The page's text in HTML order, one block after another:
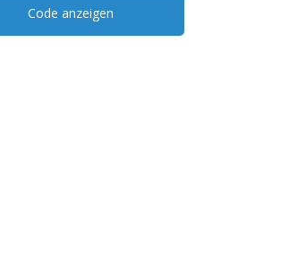
Code anzeigen